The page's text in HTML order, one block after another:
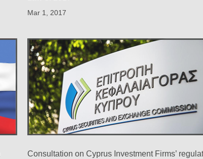
Mar 1, 2017
Consultation on Cyprus Investment Firms’